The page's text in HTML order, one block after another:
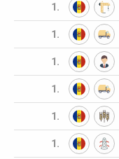
1.
1.
1.
1.
1.
1.